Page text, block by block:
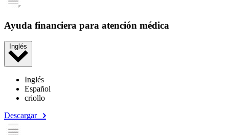
Ayuda financiera para atención médica
Inglés
Inglés
Español
criollo
Descargar